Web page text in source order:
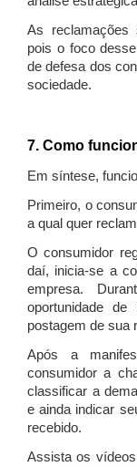
As reclamações
pois o foco
de defesa dos
sociedade.
7. Como
Em síntese,
Primeiro, o
a qual quer
O consumidor
daí, inicia-se a
empresa.
oportunidade
postagem de sua
Após a
consumidor a
classificar a
e ainda indicar
recebido.
Assista os